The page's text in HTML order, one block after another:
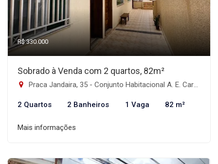
R$ 330.000
Sobrado à Venda com 2 quartos, 82m²
Praca Jandaira, 35 - Conjunto Habitacional A. E. Carvalho, São Paulo-SP
2 Quartos 2 Banheiros 1 Vaga 82 m²
Mais informações